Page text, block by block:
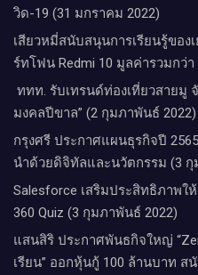
วิด-19 (31 มกราคม 2022)
เสียวหมี่สนับสนุนการเรียนรู้ขอ
ร์ทโฟน Redmi 10 มูลค่ารวมกว่
ททท. รับเทรนด์ท่องเที่ยวสายมู
มงคลปีขาล” (2 กุมภาพันธ์ 2022)
กรุงศรี ประกาศแผนธุรกิจปี
นำด้วยดิจิทัลและนวัตกรรม (3 กุ
Salesforce เสริมประสิทธิภาพใ
360 Quiz (3 กุมภาพันธ์ 2022)
แสนสิริ ประกาศพันธกิจใหญ่
เรียน” ออกหุ้นกู้ 100 ล้านบาท